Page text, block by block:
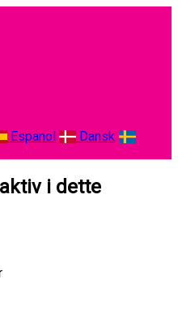
Espanol
Dansk
i dette